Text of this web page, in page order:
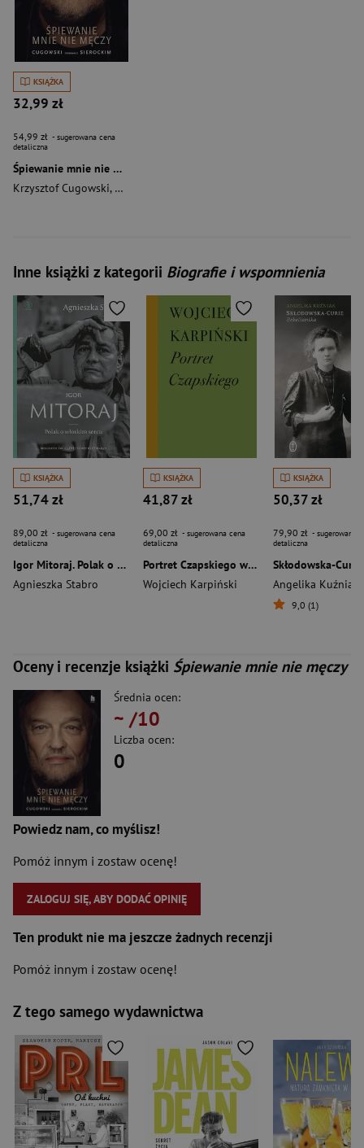
KSIĄŻKA
32,99 zł
54,99 zł - sugerowana cena
detaliczna
Śpiewanie mnie nie męczy. Cugowski rozmawia z Sierockim
Krzysztof Cugowski, Marek Sierocki
Inne książki z kategorii Biografie i wspomnienia
KSIĄŻKA
51,74 zł
89,00 zł - sugerowana cena
detaliczna
Igor Mitoraj. Polak o włoskim sercu
Agnieszka Stabro
KSIĄŻKA
41,87 zł
69,00 zł - sugerowana cena
detaliczna
Portret Czapskiego wyd. 3
Wojciech Karpiński
KSIĄŻKA
50,37 zł
79,90 zł - sugerowana
detaliczna
Angelika Kuźniak
9,0 (1)
Oceny i recenzje książki Śpiewanie mnie nie męczy
Średnia ocen:
~ /10
Liczba ocen:
0
Powiedz nam, co myślisz!
Pomóż innym i zostaw ocenę!
ZALOGUJ SIĘ, ABY DODAĆ OPINIĘ
Ten produkt nie ma jeszcze żadnych recenzji
Pomóż innym i zostaw ocenę!
Z tego samego wydawnictwa